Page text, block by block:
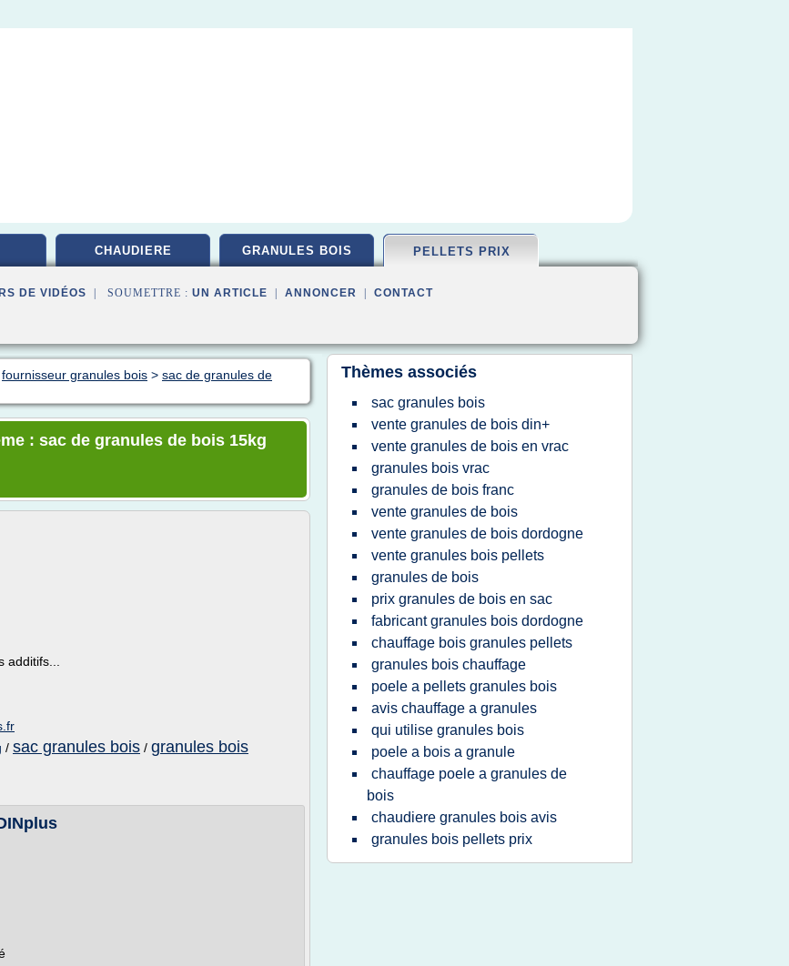
CHAUDIERE GRANULES BOIS PELLETS PRIX
DE VIDÉOS | SOUMETTRE : UN ARTICLE ANNONCER CONTACT
fournisseur granules bois > sac de granules de
: sac de granules de bois 15kg
/ sac granules bois / granules bois
Thèmes associés
sac granules bois
vente granules de bois din+
vente granules de bois en vrac
granules bois vrac
granules de bois franc
vente granules de bois
vente granules de bois dordogne
vente granules bois pellets
granules de bois
prix granules de bois en sac
fabricant granules bois dordogne
chauffage bois granules pellets
granules bois chauffage
poele a pellets granules bois
avis chauffage a granules
qui utilise granules bois
poele a bois a granule
chauffage poele a granules de
bois
chaudiere granules bois avis
granules bois pellets prix